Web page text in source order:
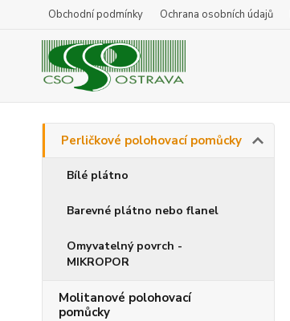
Obchodní podmínky Ochrana osobních údajů
Perličkové polohovací pomůcky
Bílé plátno
Barevné plátno nebo flanel
Omyvatelný povrch -
MIKROPOR
Molitanové polohovací
pomůcky